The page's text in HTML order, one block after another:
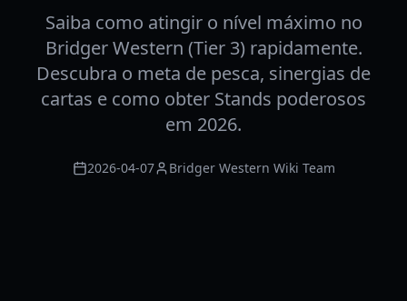
Saiba como atingir o nível máximo no
Bridger Western (Tier 3) rapidamente.
Descubra o meta de pesca, sinergias de
cartas e como obter Stands poderosos
em 2026.
2026-04-07 Bridger Western Wiki Team